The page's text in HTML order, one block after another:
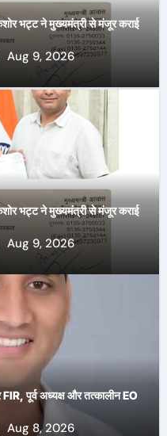
भट्ट ने मुख्यमंत्री से मंजूर कराई
Aug 9, 2026
भट्ट ने मुख्यमंत्री से मंजूर कराई
Aug 9, 2026
FIR, पूर्व अध्यक्ष और तत्कालीन EO
Aug 8, 2026